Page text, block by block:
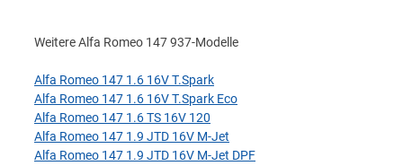
Weitere Alfa Romeo 147 937-Modelle
Alfa Romeo 147 1.6 16V T.Spark
Alfa Romeo 147 1.6 16V T.Spark Eco
Alfa Romeo 147 1.6 TS 16V 120
Alfa Romeo 147 1.9 JTD 16V M-Jet
Alfa Romeo 147 1.9 JTD 16V M-Jet DPF